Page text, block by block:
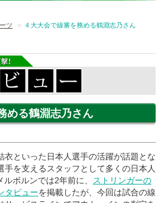
ツ ４大大会で線審を務める鶴淵志乃さん
める鶴淵志乃さん
衣といった日本人選手の活躍が話題とな
手を支えるスタッフとして多くの日本人
ボルンでは2年前に、
ストリンガーの
タビューを掲載したが、今回は試合の線